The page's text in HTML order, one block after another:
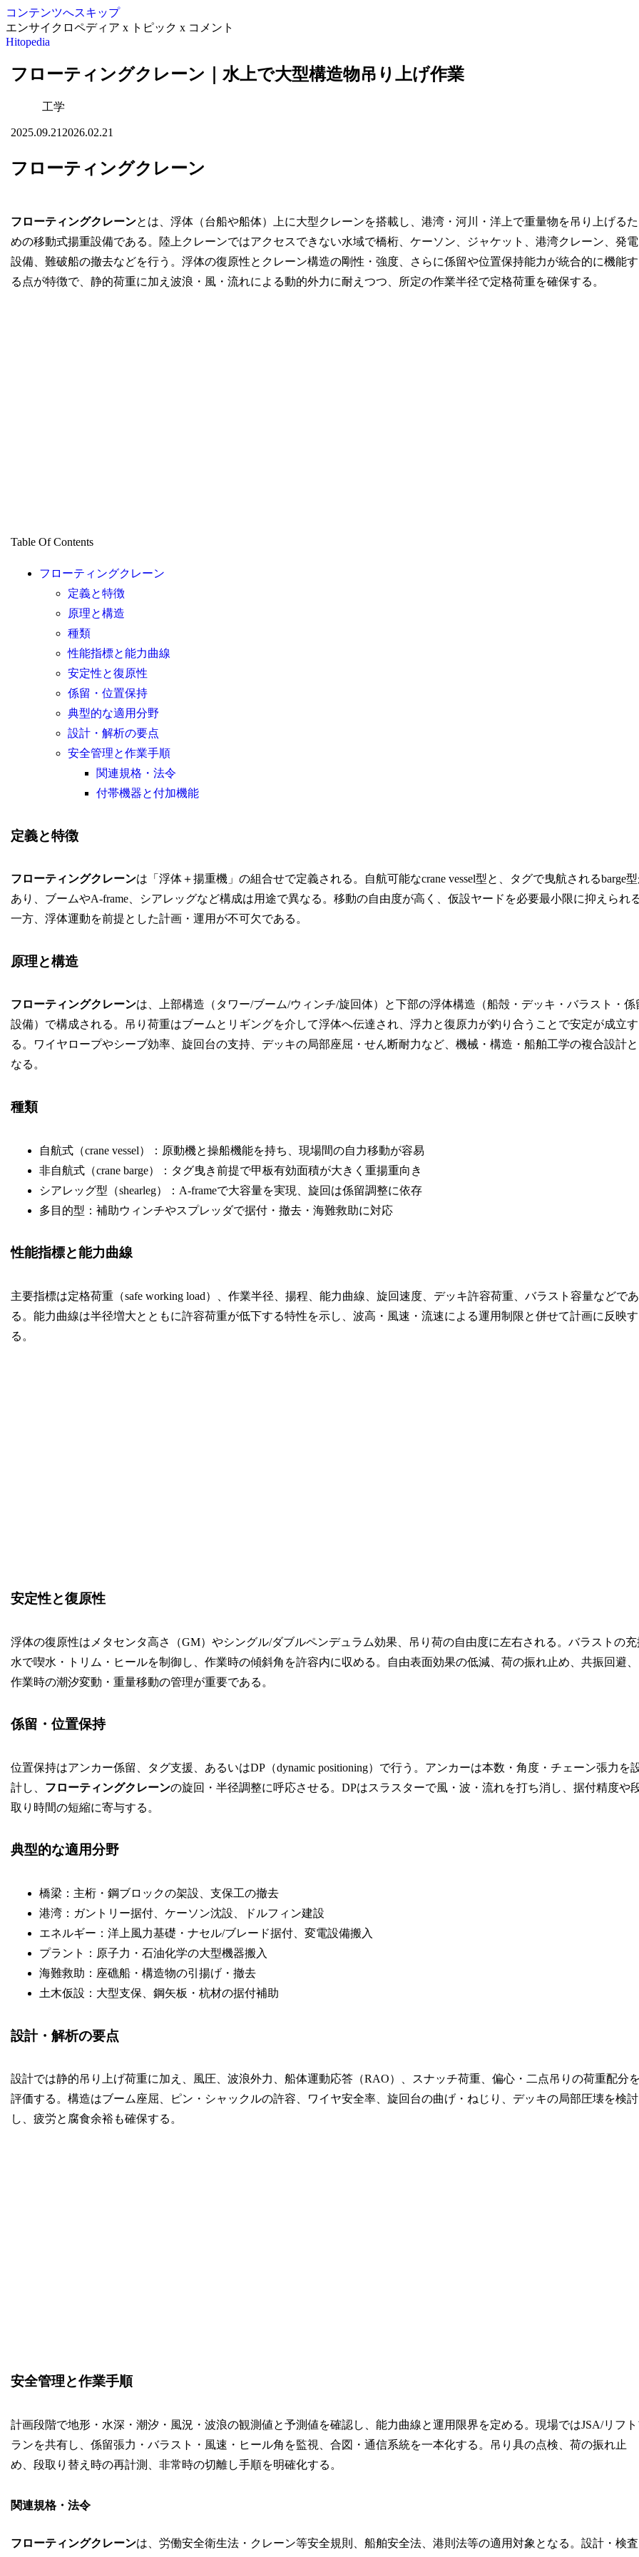
コンテンツへスキップ
エンサイクロペディア x トピック x コメント
Hitopedia
フローティングクレーン｜水上で大型構造物吊り上げ作業
工学
2025.09.21 2026.02.21
フローティングクレーン
フローティングクレーンとは、浮体（台船や船体）上に大型クレーンを搭載し、港湾・河川・洋上で重量物を吊り上げるた
めの移動式揚重設備である。陸上クレーンではアクセスできない水域で橋桁、ケーソン、ジャケット、港湾クレーン、発電
設備、難破船の撤去などを行う。浮体の復原性とクレーン構造の剛性・強度、さらに係留や位置保持能力が統合的に機能す
る点が特徴で、静的荷重に加え波浪・風・流れによる動的外力に耐えつつ、所定の作業半径で定格荷重を確保する。
Table Of Contents
フローティングクレーン
定義と特徴
原理と構造
種類
性能指標と能力曲線
安定性と復原性
係留・位置保持
典型的な適用分野
設計・解析の要点
安全管理と作業手順
関連規格・法令
付帯機器と付加機能
定義と特徴
フローティングクレーンは「浮体＋揚重機」の組合せで定義される。自航可能なcrane vessel型と、タグで曳航されるbarge
あり、ブームやA-frame、シアレッグなど構成は用途で異なる。移動の自由度が高く、仮設ヤードを必要最小限に抑えられ
一方、浮体運動を前提とした計画・運用が不可欠である。
原理と構造
フローティングクレーンは、上部構造（タワー/ブーム/ウィンチ/旋回体）と下部の浮体構造（船殻・デッキ・バラスト・係
設備）で構成される。吊り荷重はブームとリギングを介して浮体へ伝達され、浮力と復原力が釣り合うことで安定が成立す
る。ワイヤロープやシーブ効率、旋回台の支持、デッキの局部座屈・せん断耐力など、機械・構造・船舶工学の複合設計と
なる。
種類
自航式（crane vessel）：原動機と操船機能を持ち、現場間の自力移動が容易
非自航式（crane barge）：タグ曳き前提で甲板有効面積が大きく重揚重向き
シアレッグ型（shearleg）：A-frameで大容量を実現、旋回は係留調整に依存
多目的型：補助ウィンチやスプレッダで据付・撤去・海難救助に対応
性能指標と能力曲線
主要指標は定格荷重（safe working load）、作業半径、揚程、能力曲線、旋回速度、デッキ許容荷重、バラスト容量などであ
る。能力曲線は半径増大とともに許容荷重が低下する特性を示し、波高・風速・流速による運用制限と併せて計画に反映す
る。
安定性と復原性
浮体の復原性はメタセンタ高さ（GM）やシングル/ダブルペンデュラム効果、吊り荷の自由度に左右される。バラストの充
水で喫水・トリム・ヒールを制御し、作業時の傾斜角を許容内に収める。自由表面効果の低減、荷の振れ止め、共振回避、
作業時の潮汐変動・重量移動の管理が重要である。
係留・位置保持
位置保持はアンカー係留、タグ支援、あるいはDP（dynamic positioning）で行う。アンカーは本数・角度・チェーン張力を
計し、 フローティングクレーンの旋回・半径調整に呼応させる。DPはスラスターで風・波・流れを打ち消し、据付精度や
取り時間の短縮に寄与する。
典型的な適用分野
橋梁：主桁・鋼ブロックの架設、支保工の撤去
港湾：ガントリー据付、ケーソン沈設、ドルフィン建設
エネルギー：洋上風力基礎・ナセル/ブレード据付、変電設備搬入
プラント：原子力・石油化学の大型機器搬入
海難救助：座礁船・構造物の引揚げ・撤去
土木仮設：大型支保、鋼矢板・杭材の据付補助
設計・解析の要点
設計では静的吊り上げ荷重に加え、風圧、波浪外力、船体運動応答（RAO）、スナッチ荷重、偏心・二点吊りの荷重配分
評価する。構造はブーム座屈、ピン・シャックルの許容、ワイヤ安全率、旋回台の曲げ・ねじり、デッキの局部圧壊を検討
し、疲労と腐食余裕も確保する。
安全管理と作業手順
計画段階で地形・水深・潮汐・風況・波浪の観測値と予測値を確認し、能力曲線と運用限界を定める。現場ではJSA/リフ
ランを共有し、係留張力・バラスト・風速・ヒール角を監視、合図・通信系統を一本化する。吊り具の点検、荷の振れ止
め、段取り替え時の再計測、非常時の切離し手順を明確化する。
関連規格・法令
フローティングクレーンは、労働安全衛生法・クレーン等安全規則、船舶安全法、港則法等の適用対象となる。設計・検査